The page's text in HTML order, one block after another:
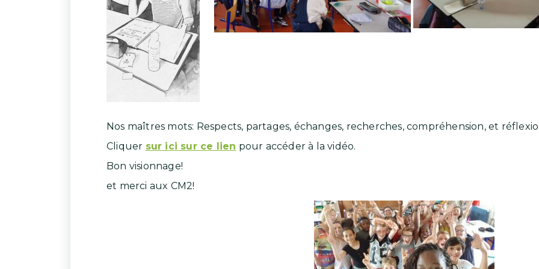
Nos maîtres mots: Respects, partages, échanges, recherches, compréhension, et
Cliquer sur ici sur ce lien pour accéder à la vidéo.
Bon visionnage!
et merci aux CM2!